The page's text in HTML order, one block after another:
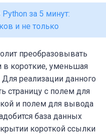
за 5 минут:
и не только
преобразовывать
короткие, уменьшая
реализации данного
страницу с полем для
и полем для вывода
база данных
короткой ссылки